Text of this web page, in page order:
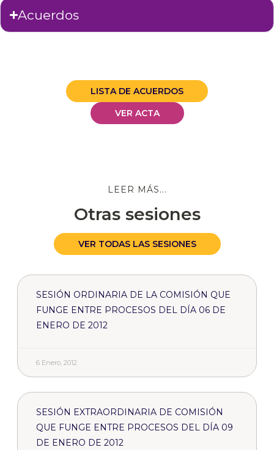
Acuerdos
LISTA DE ACUERDOS
VER ACTA
LEER MÁS...
Otras sesiones
VER TODAS LAS SESIONES
SESIÓN ORDINARIA DE LA COMISIÓN QUE
FUNGE ENTRE PROCESOS DEL DÍA 06 DE
ENERO DE 2012
6 Enero, 2012
SESIÓN EXTRAORDINARIA DE COMISIÓN
QUE FUNGE ENTRE PROCESOS DEL DÍA 09
DE ENERO DE 2012